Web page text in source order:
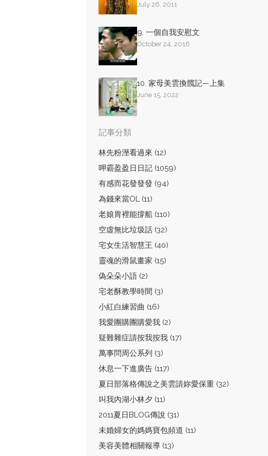
July 26, 2011
9. 一個自我安慰文
October 24, 2016
10. 家母美雲換髖記—上集
June 15, 2022
記事分類
林先粉溼看過來 (12)
呷霸盈盈日日記 (1059)
有感而花發發發 (94)
為錢來當OL (11)
老娘胃裡能撐船 (110)
空虛無比垃圾話 (32)
宅女生活智慧王 (40)
靈魂的滑鼠畫家 (15)
偽朵朵小語 (2)
宅老酥教學時間 (3)
小紅白練習曲 (16)
我愛團購團購愛我 (2)
疑難雜症請按我按我 (17)
萬事問周公系列 (3)
休息一下進廣告 (117)
夏日部落格傳說之美雲請妳愛保重 (32)
叫我內湖小林夕 (11)
2011夏日BLOG傳說 (31)
未婚婦女的媽媽寶包頻道 (11)
美容美體相關報導 (13)